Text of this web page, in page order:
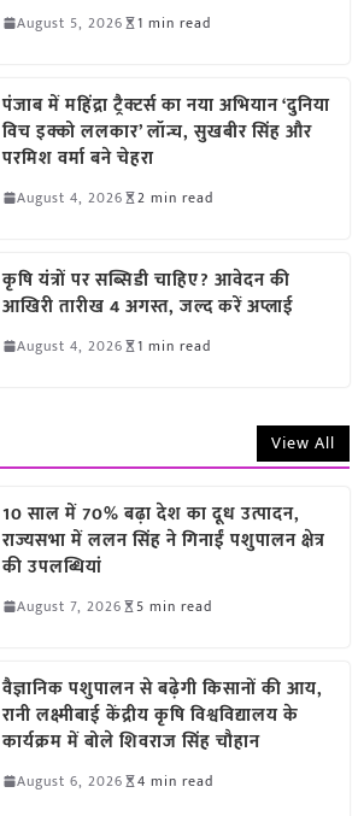
August 5, 2026 1 min read
पंजाब में महिंद्रा ट्रैक्टर्स का नया अभियान ‘दुनिया
विच इक्को ललकार’ लॉन्च, सुखबीर सिंह और
परमिश वर्मा बने चेहरा
August 4, 2026 2 min read
कृषि यंत्रों पर सब्सिडी चाहिए? आवेदन की
आखिरी तारीख 4 अगस्त, जल्द करें अप्लाई
August 4, 2026 1 min read
View All
10 साल में 70% बढ़ा देश का दूध उत्पादन,
राज्यसभा में ललन सिंह ने गिनाईं पशुपालन क्षेत्र
की उपलब्धियां
August 7, 2026 5 min read
वैज्ञानिक पशुपालन से बढ़ेगी किसानों की आय,
रानी लक्ष्मीबाई केंद्रीय कृषि विश्वविद्यालय के
कार्यक्रम में बोले शिवराज सिंह चौहान
August 6, 2026 4 min read